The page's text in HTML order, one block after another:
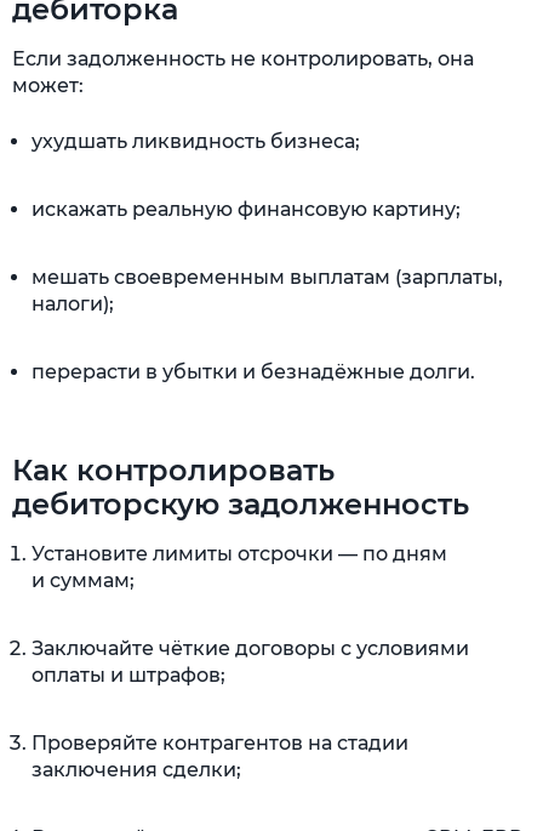
дебиторка
Если задолженность не контролировать, она
может:
ухудшать ликвидность бизнеса;
искажать реальную финансовую картину;
мешать своевременным выплатам (зарплаты,
налоги);
перерасти в убытки и безнадёжные долги.
Как контролировать
дебиторскую задолженность
Установите лимиты отсрочки — по дням
и суммам;
Заключайте чёткие договоры с условиями
оплаты и штрафов;
Проверяйте контрагентов на стадии
заключения сделки;